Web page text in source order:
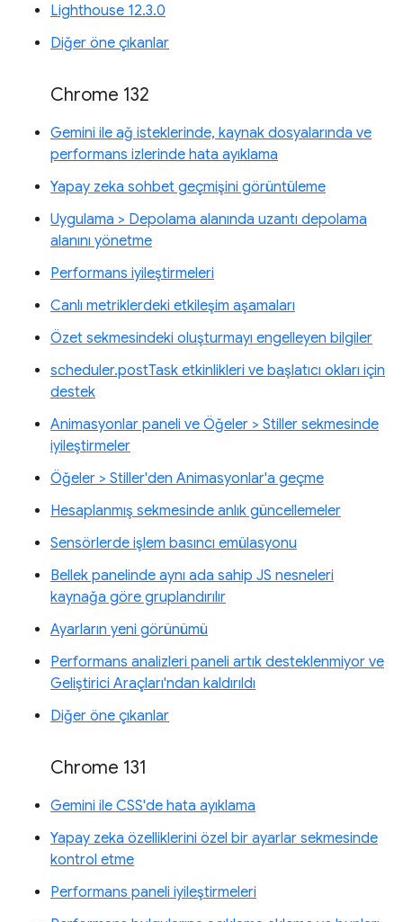
Lighthouse 12.3.0
Diğer öne çıkanlar
Chrome 132
Gemini ile ağ isteklerinde, kaynak dosyalarında ve
performans izlerinde hata ayıklama
Yapay zeka sohbet geçmişini görüntüleme
Uygulama > Depolama alanında uzantı depolama
alanını yönetme
Performans iyileştirmeleri
Canlı metriklerdeki etkileşim aşamaları
Özet sekmesindeki oluşturmayı engelleyen bilgiler
scheduler.postTask etkinlikleri ve başlatıcı okları için
destek
Animasyonlar paneli ve Öğeler > Stiller sekmesinde
iyileştirmeler
Öğeler > Stiller'den Animasyonlar'a geçme
Hesaplanmış sekmesinde anlık güncellemeler
Sensörlerde işlem basıncı emülasyonu
Bellek panelinde aynı ada sahip JS nesneleri
kaynağa göre gruplandırılır
Ayarların yeni görünümü
Performans analizleri paneli artık desteklenmiyor ve
Geliştirici Araçları'ndan kaldırıldı
Diğer öne çıkanlar
Chrome 131
Gemini ile CSS'de hata ayıklama
Yapay zeka özelliklerini özel bir ayarlar sekmesinde
kontrol etme
Performans paneli iyileştirmeleri